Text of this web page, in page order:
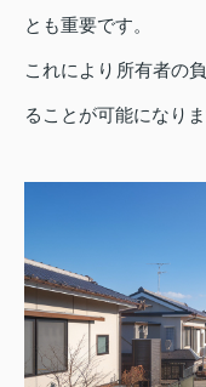
とも重要です。
これにより所有者の
ることが可能になりま